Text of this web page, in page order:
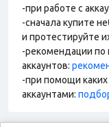
-при работе с
-сначала купите
и протестируйте
-рекомендации по
аккаунтов:
-при помощи
аккаунтами: